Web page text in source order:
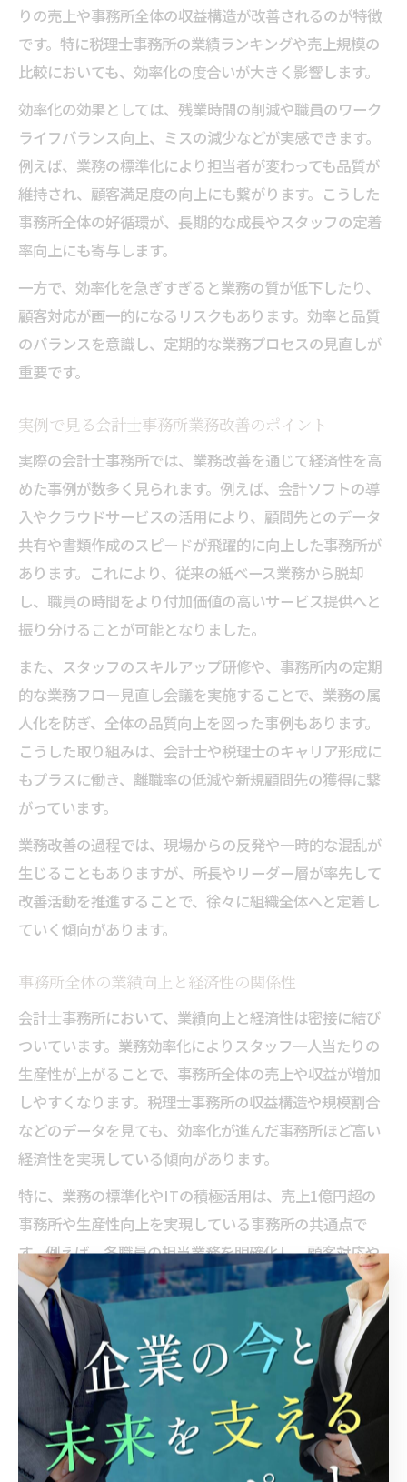
りの売上や事務所全体の収益構造が改善されるのが特徴
です。特に税理士事務所の業績ランキングや売上規模の
比較においても、効率化の度合いが大きく影響します。
効率化の効果としては、残業時間の削減や職員のワーク
ライフバランス向上、ミスの減少などが実感できます。
例えば、業務の標準化により担当者が変わっても品質が
維持され、顧客満足度の向上にも繋がります。こうした
事務所全体の好循環が、長期的な成長やスタッフの定着
率向上にも寄与します。
一方で、効率化を急ぎすぎると業務の質が低下したり、
顧客対応が画一的になるリスクもあります。効率と品質
のバランスを意識し、定期的な業務プロセスの見直しが
重要です。
実例で見る会計士事務所業務改善のポイント
実際の会計士事務所では、業務改善を通じて経済性を高
めた事例が数多く見られます。例えば、会計ソフトの導
入やクラウドサービスの活用により、顧問先とのデータ
共有や書類作成のスピードが飛躍的に向上した事務所が
あります。これにより、従来の紙ベース業務から脱却
し、職員の時間をより付加価値の高いサービス提供へと
振り分けることが可能となりました。
また、スタッフのスキルアップ研修や、事務所内の定期
的な業務フロー見直し会議を実施することで、業務の属
人化を防ぎ、全体の品質向上を図った事例もあります。
こうした取り組みは、会計士や税理士のキャリア形成に
もプラスに働き、離職率の低減や新規顧問先の獲得に繋
がっています。
業務改善の過程では、現場からの反発や一時的な混乱が
生じることもありますが、所長やリーダー層が率先して
改善活動を推進することで、徐々に組織全体へと定着し
ていく傾向があります。
事務所全体の業績向上と経済性の関係性
会計士事務所において、業績向上と経済性は密接に結び
ついています。業務効率化によりスタッフ一人当たりの
生産性が上がることで、事務所全体の売上や収益が増加
しやすくなります。税理士事務所の収益構造や規模割合
などのデータを見ても、効率化が進んだ事務所ほど高い
経済性を実現している傾向があります。
特に、業務の標準化やITの積極活用は、売上1億円超の
事務所や生産性向上を実現している事務所の共通点で
す。例えば、各職員の担当業務を明確化し、顧客対応や
事務作業を分業化することで、ミスや重複作業の削減が
図られ、結果として業績向上に繋がります。
ただし、売上や規模の拡大だけを追求すると、サービス
の質や職員の働きやすさが損なわれるリスクもあるた
め、経済性と職場環境のバランスを重視した経営判断が
求められます。